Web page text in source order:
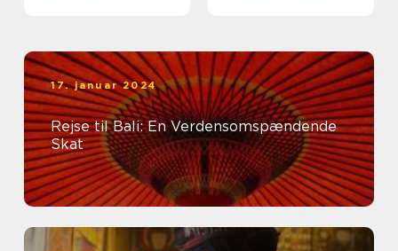
17. januar 2024
Rejse til Bali: En Verdensomspændende
Skat